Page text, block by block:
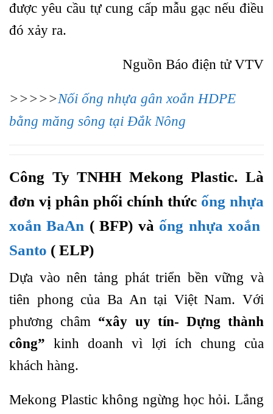
được yêu cầu tự cung cấp mẫu gạc nếu điều
đó xảy ra.
Nguồn Báo điện tử VTV
>>>>>Nối ống nhựa gân xoắn HDPE
bằng măng sông tại Đắk Nông
Công Ty TNHH Mekong Plastic. Là
đơn vị phân phối chính thức ống nhựa
xoắn BaAn ( BFP) và ống nhựa xoắn
Santo ( ELP)
Dựa vào nên tảng phát triển bền vững và
tiên phong của Ba An tại Việt Nam. Với
phương châm “xây uy tín- Dựng thành
công” kinh doanh vì lợi ích chung của
khách hàng.
Mekong Plastic không ngừng học hỏi. Lắng